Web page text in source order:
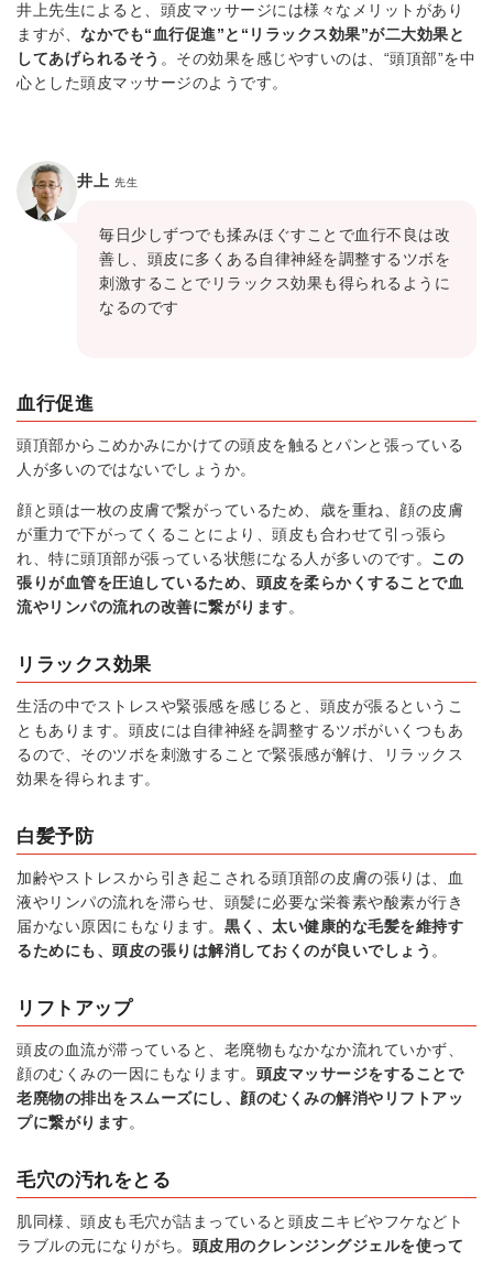
井上先生によると、頭皮マッサージには様々なメリットがあり
ますが、 なかでも“血行促進”と“リラックス効果”が二大効果と
してあげられるそう 。その効果を感じやすいのは、“頭頂部”を中
心とした頭皮マッサージのようです。
井上 先生
毎日少しずつでも揉みほぐすことで血行不良は改
善し、頭皮に多くある自律神経を調整するツボを
刺激することでリラックス効果も得られるように
なるのです
血行促進
頭頂部からこめかみにかけての頭皮を触るとパンと張っている
人が多いのではないでしょうか。
顔と頭は一枚の皮膚で繋がっているため、歳を重ね、顔の皮膚
が重力で下がってくることにより、頭皮も合わせて引っ張ら
れ、特に頭頂部が張っている状態になる人が多いのです。 この
張りが血管を圧迫しているため、頭皮を柔らかくすることで血
流やリンパの流れの改善に繋がります。
リラックス効果
生活の中でストレスや緊張感を感じると、頭皮が張るというこ
ともあります。頭皮には自律神経を調整するツボがいくつもあ
るので、そのツボを刺激することで緊張感が解け、リラックス
効果を得られます。
白髪予防
加齢やストレスから引き起こされる頭頂部の皮膚の張りは、血
液やリンパの流れを滞らせ、頭髪に必要な栄養素や酸素が行き
届かない原因にもなります。 黒く、太い健康的な毛髪を維持す
るためにも、頭皮の張りは解消しておくのが良いでしょう 。
リフトアップ
頭皮の血流が滞っていると、老廃物もなかなか流れていかず、
顔のむくみの一因にもなります。 頭皮マッサージをすることで
老廃物の排出をスムーズにし、顔のむくみの解消やリフトアッ
プに繋がります。
毛穴の汚れをとる
肌同様、頭皮も毛穴が詰まっていると頭皮ニキビやフケなどト
ラブルの元になりがち。 頭皮用のクレンジングジェルを使って